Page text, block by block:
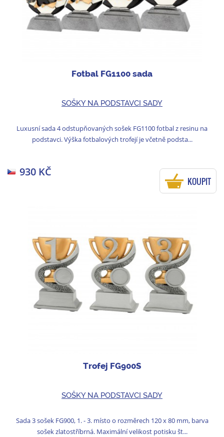
Fotbal FG1100 sada
SOŠKY NA PODSTAVCI SADY
Luxusní sada 4 odstupňovaných sošek FG1100 fotbal z resinu na
podstavci. Výška fotbalových trofejí je včetně podsta...
930 KČ
KOUPIT
Trofej FG900S
SOŠKY NA PODSTAVCI SADY
Sada 3 sošek FG900, 1. - 3. místo o rozměrech 120 x 80 mm, barva
sošek zlatostříbrná. Maximální velikost potisku št...